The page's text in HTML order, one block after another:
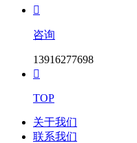

咨询
13916277698

TOP
关于我们
联系我们